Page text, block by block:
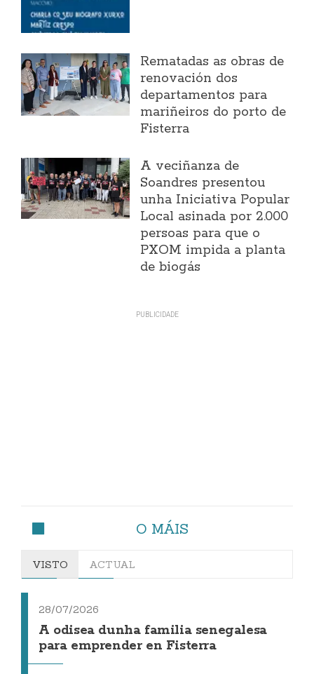
Rematadas as obras de
renovación dos
departamentos para
mariñeiros do porto de
Fisterra
A veciñanza de
Soandres presentou
unha Iniciativa Popular
Local asinada por 2.000
persoas para que o
PXOM impida a planta
de biogás
O MÁIS
VISTO ACTUAL
28/07/2026
A odisea dunha familia senegalesa
para emprender en Fisterra